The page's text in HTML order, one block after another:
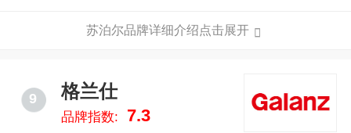
生活需求。旗下生产的炊具及生活家电产品销往全球41
市，但目前属于法国SEB集团。
苏泊尔品牌详细介绍点击展开
9 格兰仕
品牌指数: 7.3